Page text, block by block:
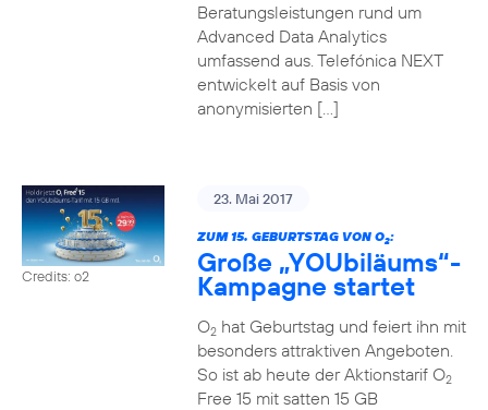
Beratungsleistungen rund um
Advanced Data Analytics
umfassend aus. Telefónica NEXT
entwickelt auf Basis von
anonymisierten […]
Credits: o2
23. Mai 2017
ZUM 15. GEBURTSTAG VON O2:
Große „YOUbiläums“-
Kampagne startet
O2hat Geburtstag und feiert ihn mit
besonders attraktiven Angeboten.
So ist ab heute der Aktionstarif O2
Free 15 mit satten 15 GB